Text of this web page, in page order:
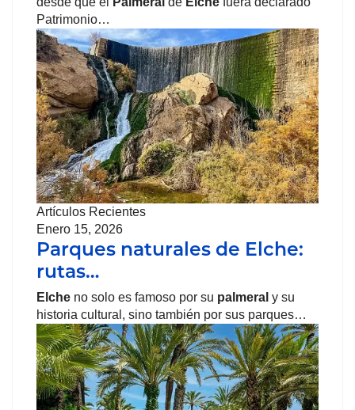
Patrimonio…
Artículos Recientes
Enero 15, 2026
Parques naturales de Elche:
rutas…
Elche no solo es famoso por su palmeral y su
historia cultural, sino también por sus parques…